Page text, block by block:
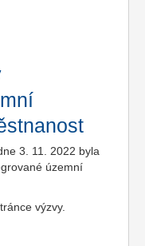
3. 11. 2022 byla
územní
výzvy.